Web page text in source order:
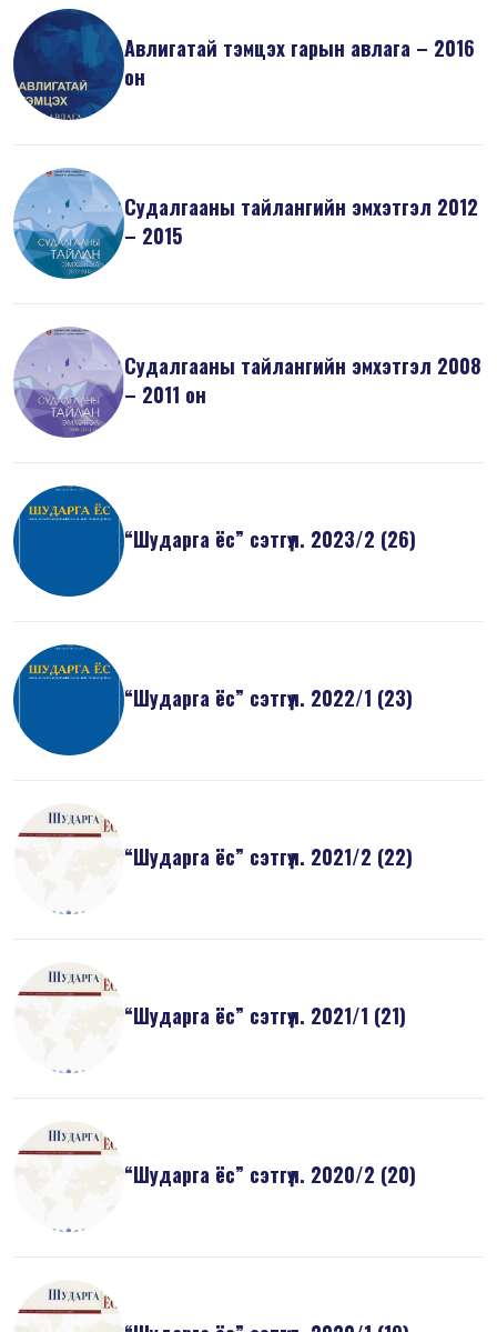
Авлигатай тэмцэх гарын авлага – 2016
он
Судалгааны тайлангийн эмхэтгэл 2012
– 2015
Судалгааны тайлангийн эмхэтгэл 2008
– 2011 он
“Шударга ёс” сэтгүүл. 2023/2 (26)
“Шударга ёс” сэтгүүл. 2022/1 (23)
“Шударга ёс” сэтгүүл. 2021/2 (22)
“Шударга ёс” сэтгүүл. 2021/1 (21)
“Шударга ёс” сэтгүүл. 2020/2 (20)